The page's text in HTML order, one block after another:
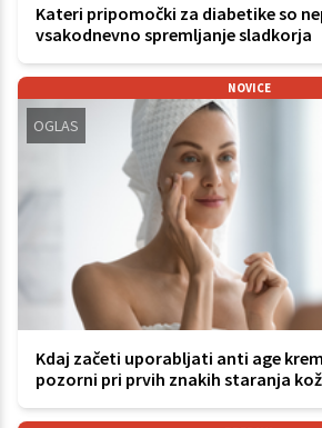
Kateri pripomočki za diabetike so
vsakodnevno spremljanje sladkorja
NOVICE
OGLAS
Kdaj začeti uporabljati anti age
pozorni pri prvih znakih staranja